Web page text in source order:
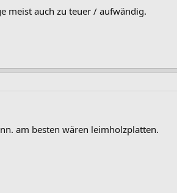
meist auch zu teuer / aufwändig.
am besten wären leimholzplatten.